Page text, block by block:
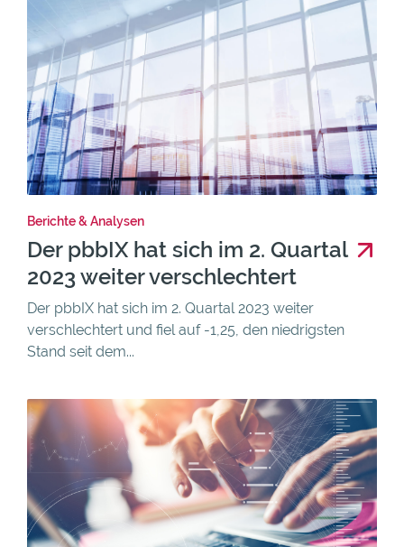
Berichte & Analysen
Der pbbIX hat sich im 2. Quartal
2023 weiter verschlechtert
Der pbbIX hat sich im 2. Quartal 2023 weiter
verschlechtert und fiel auf -1,25, den niedrigsten
Stand seit dem...